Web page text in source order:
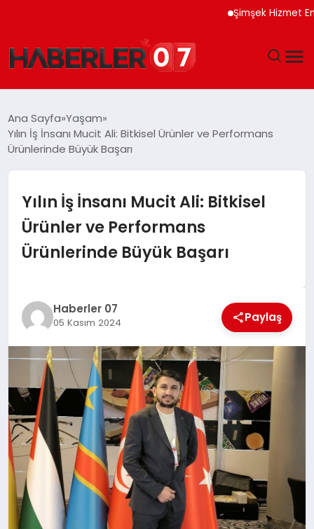
Şimşek Hizmet
EKONOMI
SPOR
TEKNOLOJI
MAGAZIN
DIĞER
Ana Sayfa Yaşam
Yılın İş İnsanı Mucit Ali: Bitkisel Ürünler ve Performans
Ürünlerinde Büyük Başarı
Yılın İş İnsanı Mucit Ali: Bitkisel
Ürünler ve Performans
Ürünlerinde Büyük Başarı
Haberler 07
05 Kasım 2024 Paylaş